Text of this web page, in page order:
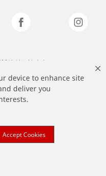
device to enhance site
deliver you
Accept Cookies
의 상표입니다.